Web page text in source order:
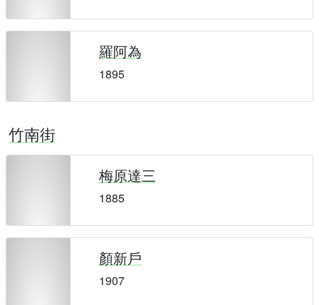
羅阿為
1895
竹南街
梅原達三
1885
顏新戶
1907